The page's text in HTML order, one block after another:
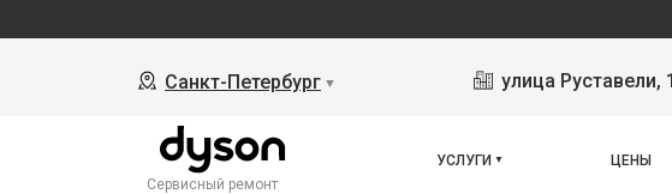
Санкт-Петербург ▼ улица Руставели,
Сервисный ремонт
УСЛУГИ ЦЕНЫ